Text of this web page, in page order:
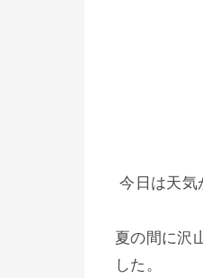
今日は天気
夏の間に沢
した。